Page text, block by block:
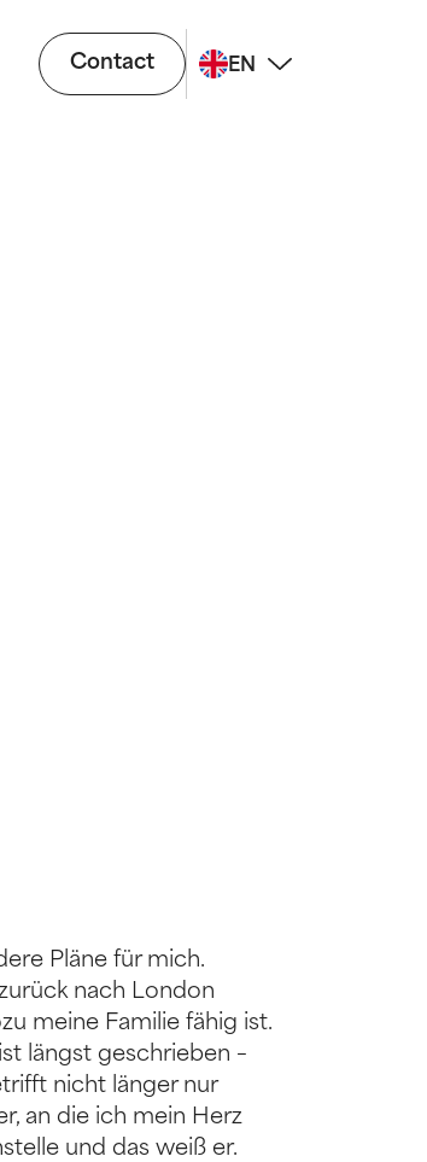
Contact EN
Pläne für mich.
nach London
meine Familie fähig ist.
längst geschrieben –
nicht länger nur
an die ich mein Herz
und das weiß er.